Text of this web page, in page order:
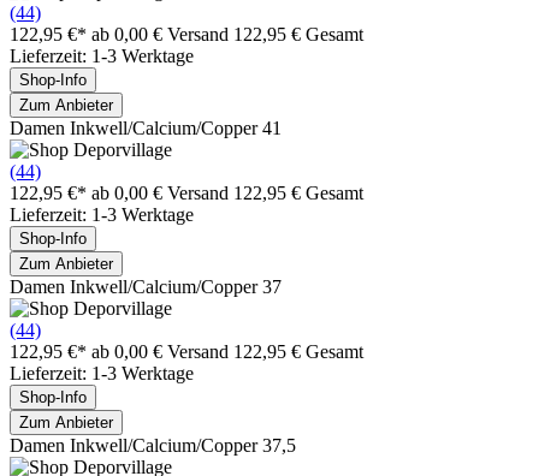
(44)
122,95 €* ab 0,00 € Versand 122,95 € Gesamt
Lieferzeit: 1-3 Werktage
Shop-Info
Zum Anbieter
Damen Inkwell/Calcium/Copper 41
(44)
122,95 €* ab 0,00 € Versand 122,95 € Gesamt
Lieferzeit: 1-3 Werktage
Shop-Info
Zum Anbieter
Damen Inkwell/Calcium/Copper 37
(44)
122,95 €* ab 0,00 € Versand 122,95 € Gesamt
Lieferzeit: 1-3 Werktage
Shop-Info
Zum Anbieter
Damen Inkwell/Calcium/Copper 37,5